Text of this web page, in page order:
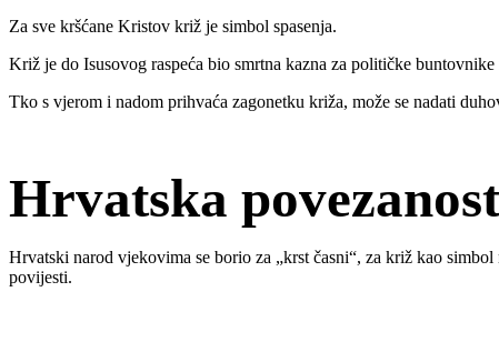
Za sve kršćane Kristov križ je simbol spasenja.
Križ je do Isusovog raspeća bio smrtna kazna za političke
Tko s vjerom i nadom prihvaća zagonetku križa, može se nadati
Hrvatska
Hrvatski narod vjekovima se borio za „krst časni“, za križ kao
povijesti.